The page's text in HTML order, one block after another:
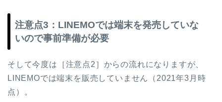
注意点3：LINEMOでは端末を発売していな
いので事前準備が必要
そして今度は［注意点2］からの流れになりますが、
LINEMOでは端末を販売していません（2021年3月時
点）。